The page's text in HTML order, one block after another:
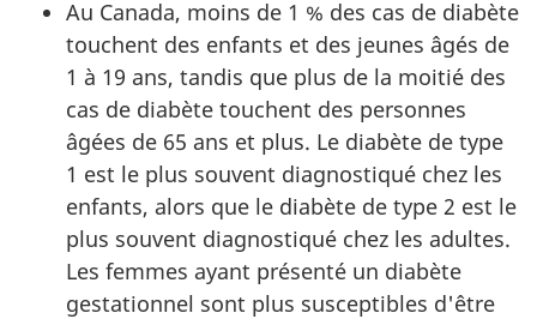
Au Canada, moins de 1 % des cas de diabète
touchent des enfants et des jeunes âgés de
1 à 19 ans, tandis que plus de la moitié des
cas de diabète touchent des personnes
âgées de 65 ans et plus. Le diabète de type
1 est le plus souvent diagnostiqué chez les
enfants, alors que le diabète de type 2 est le
plus souvent diagnostiqué chez les adultes.
Les femmes ayant présenté un diabète
gestationnel sont plus susceptibles d'être